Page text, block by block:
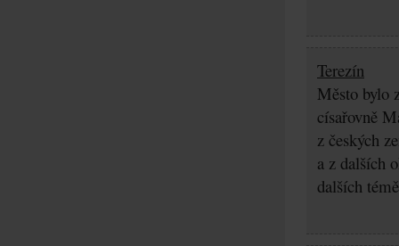
Terezín
Město bylo
císařovně
z českých
a z dalších
dalších